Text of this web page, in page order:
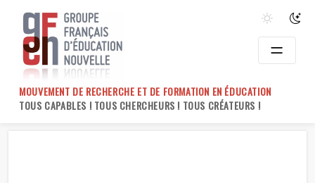
content
MOUVEMENT DE RECHERCHE ET DE FORMATION EN ÉDUCATION
TOUS CAPABLES ! TOUS CHERCHEURS ! TOUS CRÉATEURS !